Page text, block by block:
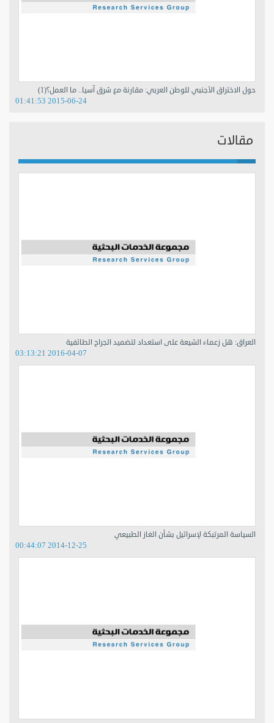
حول الاختراق الأجنبي للوطن العربي: مقارنة مع شرق آسيا.. ما العمل؟(1)
2015-06-24 01:41:53
مقالات
العراق: هل زعماء الشيعة على استعداد لتضميد الجراح الطائفية
2016-04-07 03:13:21
السياسة المرتبكة لإسرائيل بشأن الغاز الطبيعي
2014-12-25 00:44:07